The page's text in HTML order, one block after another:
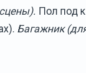
Пол под
Багажник